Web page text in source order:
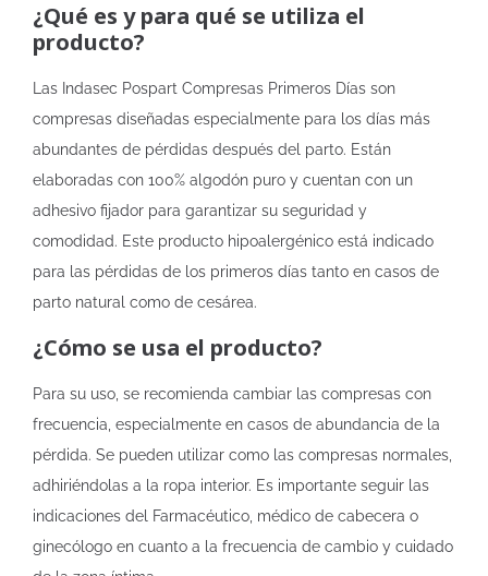
¿Qué es y para qué se utiliza el
producto?
Las Indasec Pospart Compresas Primeros Días son
compresas diseñadas especialmente para los días más
abundantes de pérdidas después del parto. Están
elaboradas con 100% algodón puro y cuentan con un
adhesivo fijador para garantizar su seguridad y
comodidad. Este producto hipoalergénico está indicado
para las pérdidas de los primeros días tanto en casos de
parto natural como de cesárea.
¿Cómo se usa el producto?
Para su uso, se recomienda cambiar las compresas con
frecuencia, especialmente en casos de abundancia de la
pérdida. Se pueden utilizar como las compresas normales,
adhiriéndolas a la ropa interior. Es importante seguir las
indicaciones del Farmacéutico, médico de cabecera o
ginecólogo en cuanto a la frecuencia de cambio y cuidado